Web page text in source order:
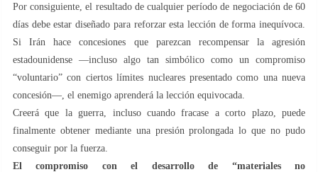
Por consiguiente, el resultado de cualquier período de negociación de 60
días debe estar diseñado para reforzar esta lección de forma inequívoca.
Si Irán hace concesiones que parezcan recompensar la agresión
estadounidense —incluso algo tan simbólico como un compromiso
“voluntario” con ciertos límites nucleares presentado como una nueva
concesión—, el enemigo aprenderá la lección equivocada.
Creerá que la guerra, incluso cuando fracase a corto plazo, puede
finalmente obtener mediante una presión prolongada lo que no pudo
conseguir por la fuerza.
El compromiso con el desarrollo de “materiales no